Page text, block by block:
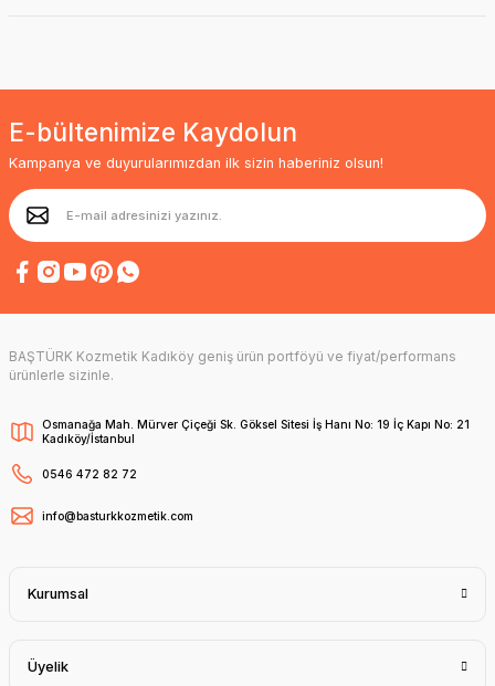
E-bültenimize Kaydolun
Kampanya ve duyurularımızdan ilk sizin haberiniz olsun!
BAŞTÜRK Kozmetik Kadıköy geniş ürün portföyü ve fiyat/performans
ürünlerle sizinle.
Osmanağa Mah. Mürver Çiçeği Sk. Göksel Sitesi İş Hanı No: 19 İç Kapı No: 21
Kadıköy/İstanbul
0546 472 82 72
info@basturkkozmetik.com
Kurumsal
Üyelik